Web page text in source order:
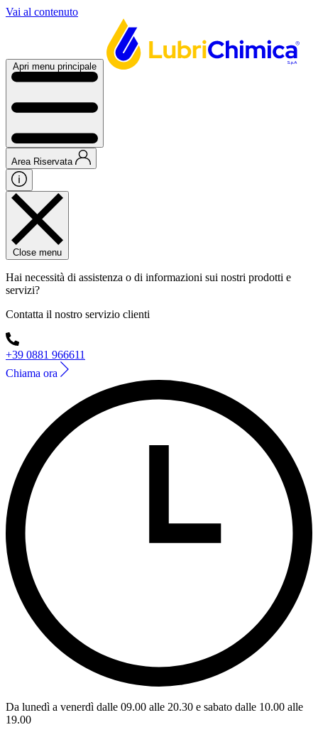
Vai al contenuto
Apri menu principale
Area Riservata
Close menu
Hai necessità di assistenza o di informazioni sui nostri prodotti e
servizi?
Contatta il nostro servizio clienti
+39 0881 966611
Chiama ora
Da lunedì a venerdì dalle 09.00 alle 20.30 e sabato dalle 10.00 alle
19.00